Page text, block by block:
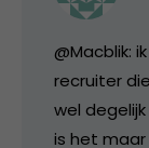
@Macblik:
recruiter
wel
is het